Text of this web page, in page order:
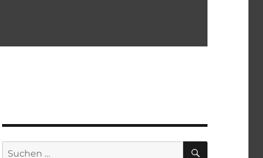
Suchen
SUCHEN